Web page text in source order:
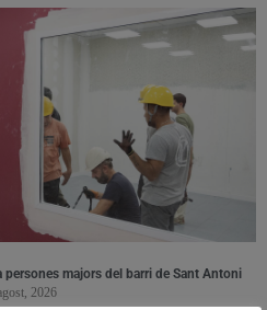
majors del barri de Sant Antoni
2026